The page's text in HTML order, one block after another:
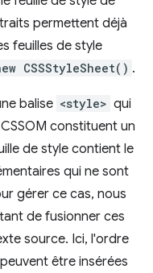
permettent déjà
feuilles de style
CSSStyleSheet() .
balise <style> qui
constituent un
de style contient le
qui ne sont
gérer ce cas, nous
de fusionner ces
source. Ici, l'ordre
être insérées